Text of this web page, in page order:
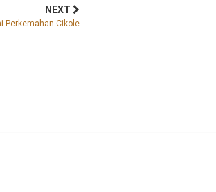
NEXT
Perkemahan Cikole